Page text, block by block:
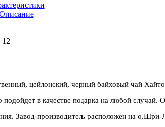
Описание
12
цейлонский, черный байховый чай
подойдет в качестве подарка на любой случай.
Завод-производитель расположен на о.Шри-